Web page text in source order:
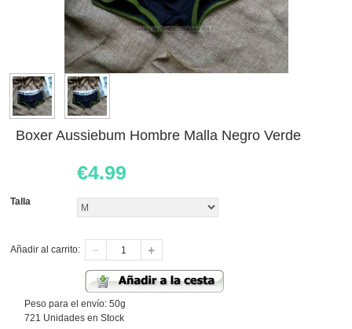
Boxer Aussiebum Hombre Malla Negro Verde
€4.99
Talla
Añadir al carrito:
Peso para el envío: 50g
721 Unidades en Stock